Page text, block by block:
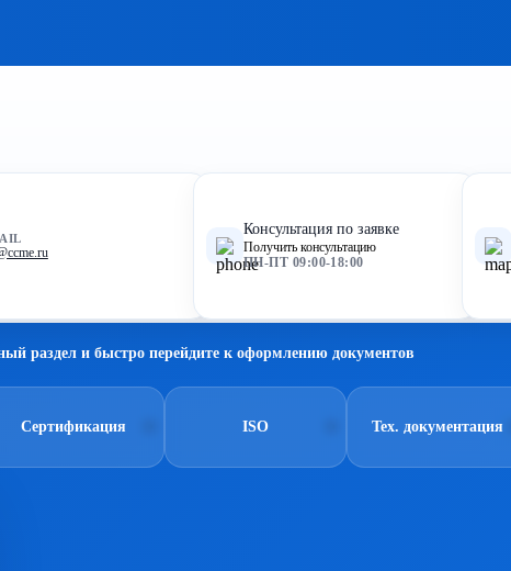
Консультация по заявке
Получить консультацию
ПН-ПТ 09:00-18:00
раздел и быстро перейдите к оформлению документов
Сертификация ISO Тех. документация